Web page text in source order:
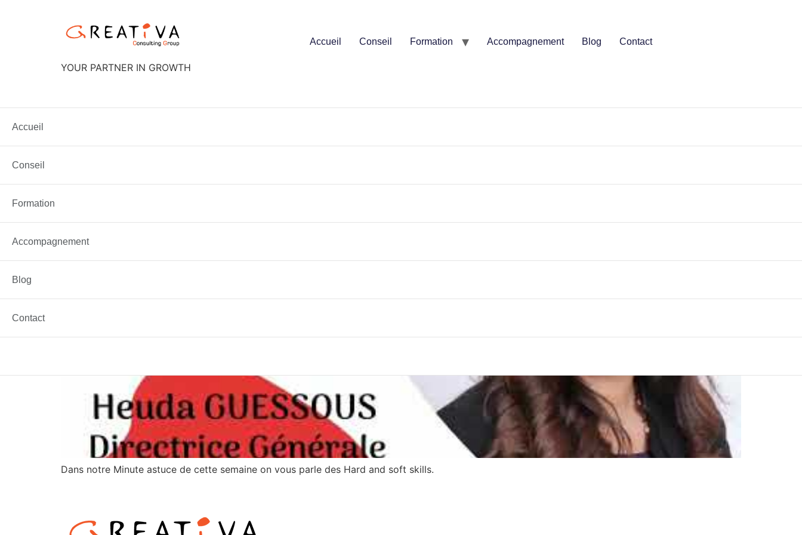
YOUR PARTNER IN GROWTH
Accueil Conseil Formation Accompagnement Blog Contact
Accueil
Conseil
Formation
Accompagnement
Blog
Contact
Étiquette :Hardskills
Dans notre Minute astuce de cette semaine on vous parle des Hard and soft skills.